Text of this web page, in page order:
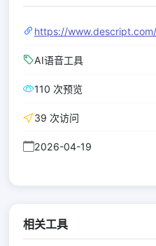
https://
AI语音工具
110 次预览
39 次访问
2026-04-19
相关工具